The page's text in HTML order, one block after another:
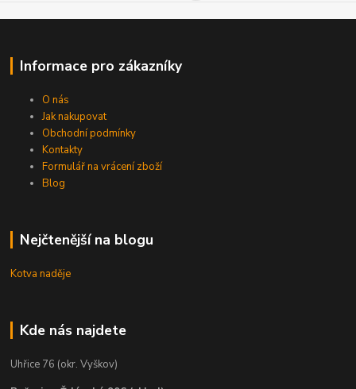
Informace pro zákazníky
O nás
Jak nakupovat
Obchodní podmínky
Kontakty
Formulář na vrácení zboží
Blog
Nejčtenější na blogu
Kotva naděje
Kde nás najdete
Uhřice 76 (okr. Vyškov)